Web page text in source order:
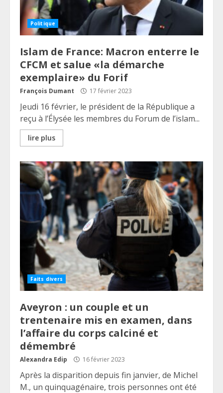
Politique
Islam de France: Macron enterre le
CFCM et salue «la démarche
exemplaire» du Forif
François Dumant 17 février 2023
Jeudi 16 février, le président de la République a
reçu à l’Élysée les membres du Forum de l’islam...
lire plus
Faits divers
Aveyron : un couple et un
trentenaire mis en examen, dans
l’affaire du corps calciné et
démembré
Alexandra Edip 16 février 2023
Après la disparition depuis fin janvier, de Michel
M., un quinquagénaire, trois personnes ont été